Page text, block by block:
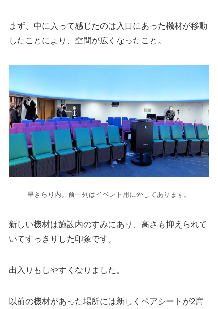
まず、中に入って感じたのは入口にあった機材が移動
したことにより、空間が広くなったこと。
星きらり内。前一列はイベント用に外してあります。
新しい機材は施設内のすみにあり、高さも抑えられて
いてすっきりした印象です。
出入りもしやすくなりました。
以前の機材があった場所には新しく ペアシート が2席